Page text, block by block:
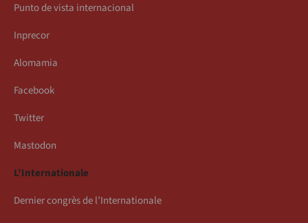
Punto de vista internacional
Inprecor
Alomamia
Facebook
Twitter
Mastodon
L’Internationale
Dernier congrès de l’Internationale